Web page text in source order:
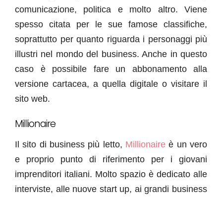
comunicazione, politica e molto altro. Viene
spesso citata per le sue famose classifiche,
soprattutto per quanto riguarda i personaggi più
illustri nel mondo del business. Anche in questo
caso è possibile fare un abbonamento alla
versione cartacea, a quella digitale o visitare il
sito web.
Millionaire
Il sito di business più letto, Millionaire è un vero
e proprio punto di riferimento per i giovani
imprenditori italiani. Molto spazio è dedicato alle
interviste, alle nuove start up, ai grandi business